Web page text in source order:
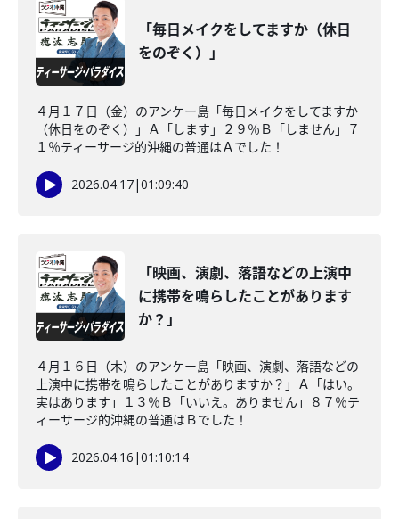
「毎日メイクをしてますか（休日
をのぞく）」
４月１７日（金）のアンケー島「毎日メイクをしてますか
（休日をのぞく）」Ａ「します」２９％Ｂ「しません」７
１％ティーサージ的沖縄の普通はＡでした！
2026.04.17|01:09:40
「映画、演劇、落語などの上演中
に携帯を鳴らしたことがあります
か？」
４月１６日（木）のアンケー島「映画、演劇、落語などの
上演中に携帯を鳴らしたことがありますか？」Ａ「はい。
実はあります」１３％Ｂ「いいえ。ありません」８７％テ
ィーサージ的沖縄の普通はＢでした！
2026.04.16 |01:10:14